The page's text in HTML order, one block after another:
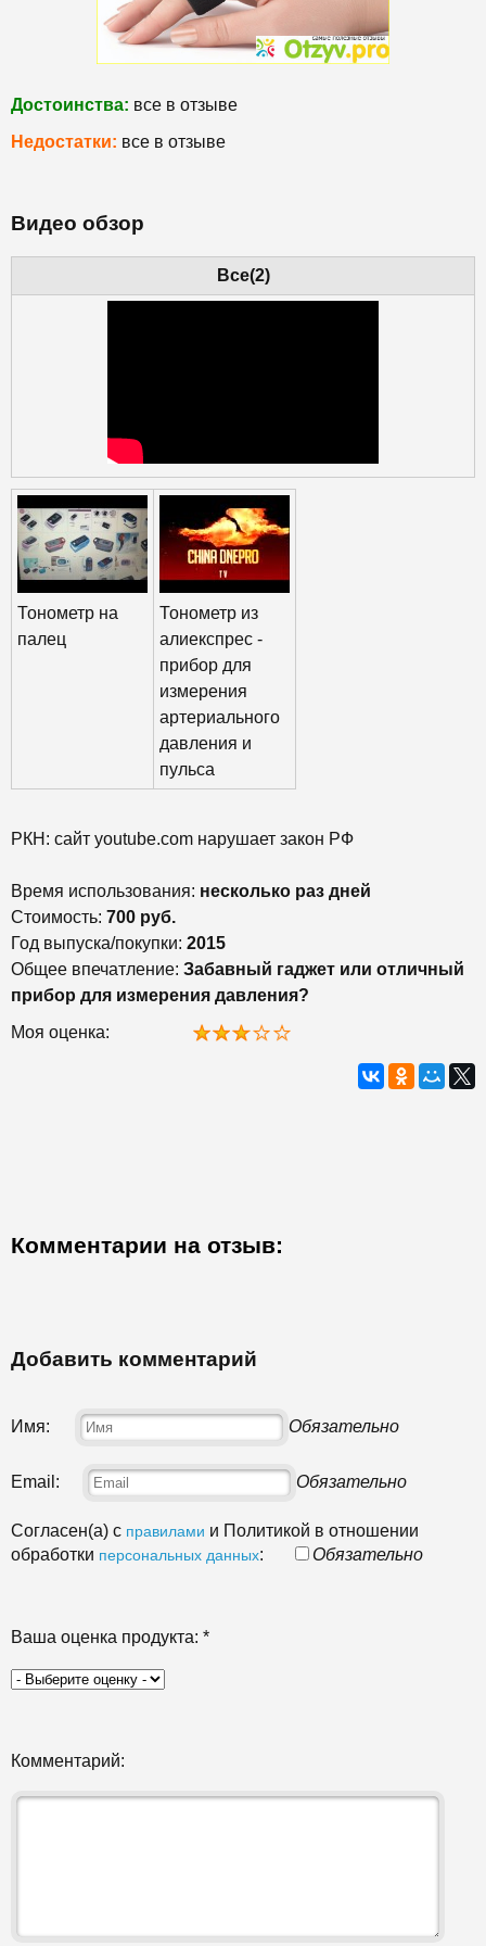
Достоинства: все в отзыве
Недостатки: все в отзыве
Видео обзор
Все(2)
Тонометр на
палец
Тонометр из
алиекспрес -
прибор для
измерения
артериального
давления и
пульса
РКН: сайт youtube.com нарушает закон РФ
Время использования: несколько раз дней
Стоимость: 700 руб.
Год выпуска/покупки: 2015
Общее впечатление: Забавный гаджет или отличный
прибор для измерения давления?
Моя оценка:
Комментарии на отзыв:
Добавить комментарий
Имя: Обязательно
Email: Обязательно
Согласен(а) с правилами и Политикой в отношении
обработки персональных данных: Обязательно
Ваша оценка продукта: *
Комментарий: